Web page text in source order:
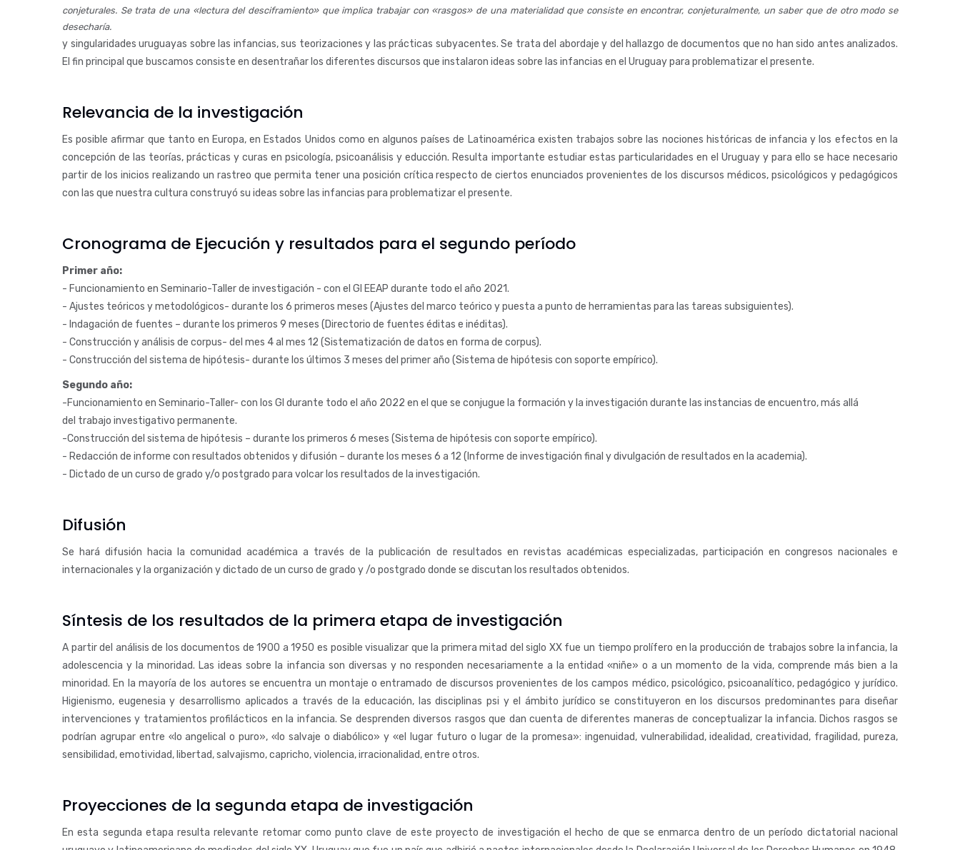
conjeturales. Se trata de una «lectura del desciframiento» que implica trabajar con «rasgos» de una materialidad que consiste en encontrar, conjeturalmente, un saber que de otro modo se
desecharía.
y singularidades uruguayas sobre las infancias, sus teorizaciones y las prácticas subyacentes. Se trata del abordaje y del hallazgo de documentos que no han sido antes analizados.
El fin principal que buscamos consiste en desentrañar los diferentes discursos que instalaron ideas sobre las infancias en el Uruguay para problematizar el presente.
Relevancia de la investigación
Es posible afirmar que tanto en Europa, en Estados Unidos como en algunos países de Latinoamérica existen trabajos sobre las nociones históricas de infancia y los efectos en la
concepción de las teorías, prácticas y curas en psicología, psicoanálisis y educción. Resulta importante estudiar estas particularidades en el Uruguay y para ello se hace necesario
partir de los inicios realizando un rastreo que permita tener una posición crítica respecto de ciertos enunciados provenientes de los discursos médicos, psicológicos y pedagógicos
con las que nuestra cultura construyó su ideas sobre las infancias para problematizar el presente.
Cronograma de Ejecución y resultados para el segundo período
Primer año:
- Funcionamiento en Seminario-Taller de investigación - con el GI EEAP durante todo el año 2021.
- Ajustes teóricos y metodológicos- durante los 6 primeros meses (Ajustes del marco teórico y puesta a punto de herramientas para las tareas subsiguientes).
- Indagación de fuentes – durante los primeros 9 meses (Directorio de fuentes éditas e inéditas).
- Construcción y análisis de corpus- del mes 4 al mes 12 (Sistematización de datos en forma de corpus).
- Construcción del sistema de hipótesis- durante los últimos 3 meses del primer año (Sistema de hipótesis con soporte empírico).
Segundo año:
-Funcionamiento en Seminario-Taller- con los GI durante todo el año 2022 en el que se conjugue la formación y la investigación durante las instancias de encuentro, más allá
del trabajo investigativo permanente.
-Construcción del sistema de hipótesis – durante los primeros 6 meses (Sistema de hipótesis con soporte empírico).
- Redacción de informe con resultados obtenidos y difusión – durante los meses 6 a 12 (Informe de investigación final y divulgación de resultados en la academia).
- Dictado de un curso de grado y/o postgrado para volcar los resultados de la investigación.
Difusión
Se hará difusión hacia la comunidad académica a través de la publicación de resultados en revistas académicas especializadas, participación en congresos nacionales e
internacionales y la organización y dictado de un curso de grado y /o postgrado donde se discutan los resultados obtenidos.
Síntesis de los resultados de la primera etapa de investigación
A partir del análisis de los documentos de 1900 a 1950 es posible visualizar que la primera mitad del siglo XX fue un tiempo prolífero en la producción de trabajos sobre la infancia, la
adolescencia y la minoridad. Las ideas sobre la infancia son diversas y no responden necesariamente a la entidad «niñe» o a un momento de la vida, comprende más bien a la
minoridad. En la mayoría de los autores se encuentra un montaje o entramado de discursos provenientes de los campos médico, psicológico, psicoanalítico, pedagógico y jurídico.
Higienismo, eugenesia y desarrollismo aplicados a través de la educación, las disciplinas psi y el ámbito jurídico se constituyeron en los discursos predominantes para diseñar
intervenciones y tratamientos profilácticos en la infancia. Se desprenden diversos rasgos que dan cuenta de diferentes maneras de conceptualizar la infancia. Dichos rasgos se
podrían agrupar entre «lo angelical o puro», «lo salvaje o diabólico» y «el lugar futuro o lugar de la promesa»: ingenuidad, vulnerabilidad, idealidad, creatividad, fragilidad, pureza,
sensibilidad, emotividad, libertad, salvajismo, capricho, violencia, irracionalidad, entre otros.
Proyecciones de la segunda etapa de investigación
En esta segunda etapa resulta relevante retomar como punto clave de este proyecto de investigación el hecho de que se enmarca dentro de un período dictatorial nacional